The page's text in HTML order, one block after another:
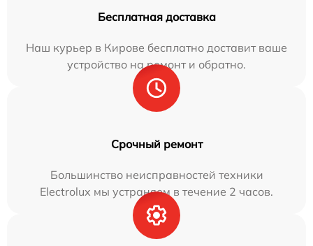
Бесплатная доставка
Наш курьер в Кирове бесплатно доставит ваше
устройство на ремонт и обратно.
Срочный ремонт
Большинство неисправностей техники
Electrolux мы устраняем в течение 2 часов.